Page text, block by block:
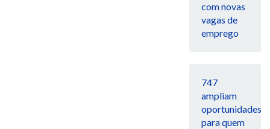
com novas
vagas de
emprego
747
ampliam
oportunidades
para quem